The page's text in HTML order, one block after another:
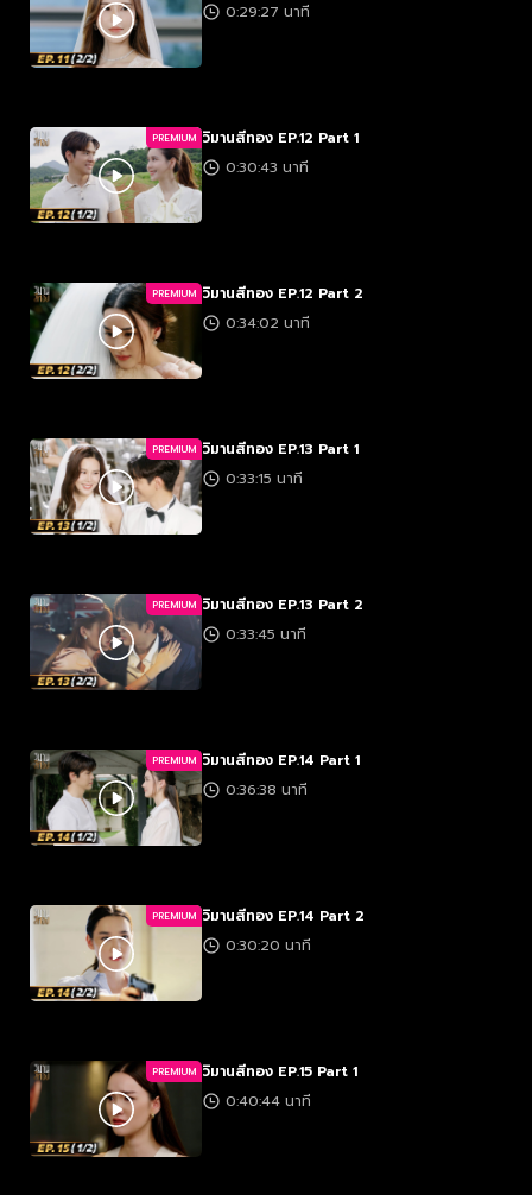
0:29:27 นาที
PREMIUM วิมานสีทอง EP.12 Part 1
0:30:43 นาที
PREMIUM วิมานสีทอง EP.12 Part 2
0:34:02 นาที
PREMIUM วิมานสีทอง EP.13 Part 1
0:33:15 นาที
PREMIUM วิมานสีทอง EP.13 Part 2
0:33:45 นาที
PREMIUM วิมานสีทอง EP.14 Part 1
0:36:38 นาที
PREMIUM วิมานสีทอง EP.14 Part 2
0:30:20 นาที
PREMIUM วิมานสีทอง EP.15 Part 1
0:40:44 นาที